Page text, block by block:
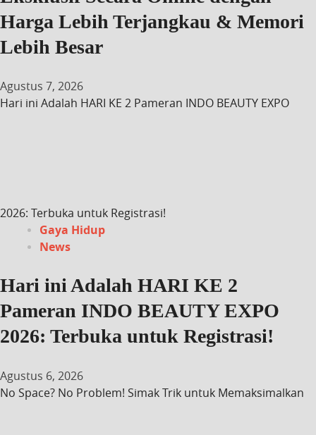
Harga Lebih Terjangkau & Memori
Lebih Besar
Agustus 7, 2026
Hari ini Adalah HARI KE 2 Pameran INDO BEAUTY EXPO
2026: Terbuka untuk Registrasi!
Gaya Hidup
News
Hari ini Adalah HARI KE 2
Pameran INDO BEAUTY EXPO
2026: Terbuka untuk Registrasi!
Agustus 6, 2026
No Space? No Problem! Simak Trik untuk Memaksimalkan